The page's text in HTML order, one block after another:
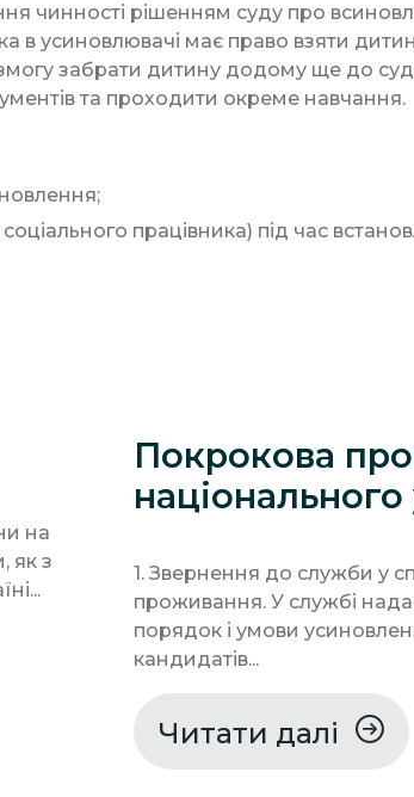
чинності рішенням суду про
усиновлювачі має право взяти
забрати дитину додому ще до
та проходити окреме навчання.
працівника) під час
на
як з
Покрокова
1. Звернення до служби у
проживання. У службі
порядок і умови
кандидатів...
Читати далі